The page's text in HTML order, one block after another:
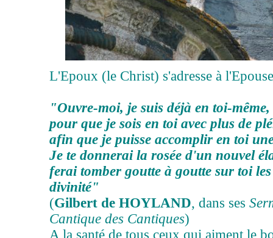
L'Epoux (le Christ) s'adresse à
"Ouvre-moi, je suis déjà en toi-
pour que je sois en toi avec plus de
afin que je puisse accomplir en toi
Je te donnerai la rosée d'un nouvel
ferai tomber goutte à goutte sur toi les
divinité"
(Gilbert de HOYLAND, dans ses
Cantique des Cantiques)
A la santé de tous ceux qui aiment le